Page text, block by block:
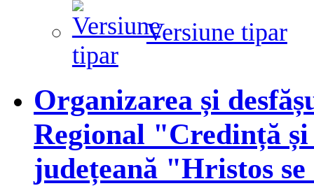
Versiune tipar
Organizarea și
Regional "Credință
județeană "Hristos